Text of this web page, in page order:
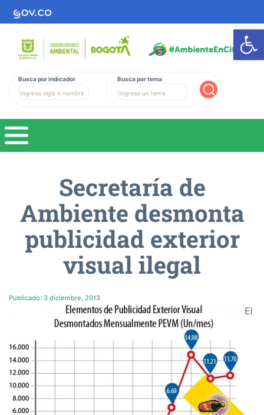
Busca por indicador Busca por tema
Secretarí­a de
Ambiente desmonta
publicidad exterior
visual ilegal
Publicado: 3 diciembre, 2013
El